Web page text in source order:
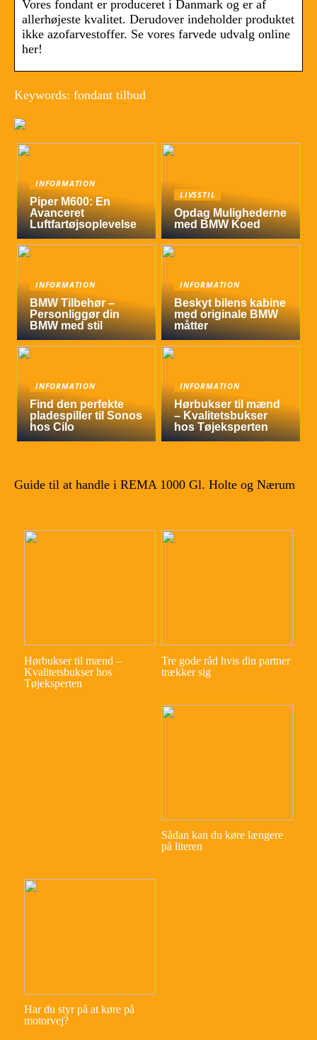
Vores fondant er produceret i Danmark og er af
allerhøjeste kvalitet. Derudover indeholder produktet
ikke azofarvestoffer. Se vores farvede udvalg online
her!
Keywords: fondant tilbud
INFORMATION
Piper M600: En
Avanceret
Luftfartøjsoplevelse
LIVSSTIL
Opdag Mulighederne
med BMW Koed
INFORMATION
BMW Tilbehør –
Personliggør din
BMW med stil
INFORMATION
Beskyt bilens kabine
med originale BMW
måtter
INFORMATION
Find den perfekte
pladespiller til Sonos
hos Cilo
INFORMATION
Hørbukser til mænd
– Kvalitetsbukser
hos Tøjeksperten
Guide til at handle i REMA 1000 Gl. Holte og Nærum
Hørbukser til mænd –
Kvalitetsbukser hos
Tøjeksperten
Tre gode råd hvis din partner
trækker sig
Sådan kan du køre længere
på literen
Har du styr på at køre på
motorvej?